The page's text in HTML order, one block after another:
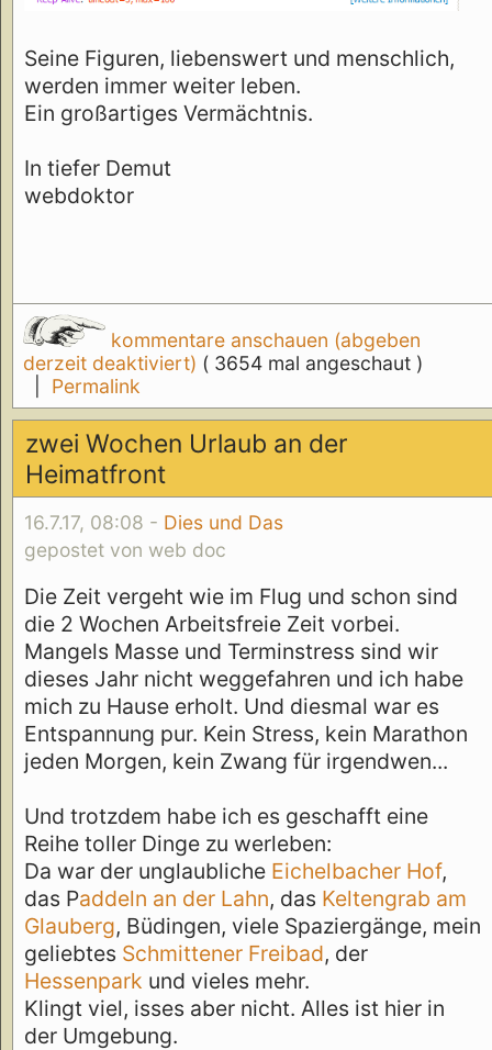
Seine Figuren, liebenswert und menschlich,
werden immer weiter leben.
Ein großartiges Vermächtnis.
In tiefer Demut
webdoktor
kommentare anschauen (abgeben
derzeit deaktiviert) ( 3654 mal angeschaut )
Permalink
zwei Wochen Urlaub an der
Heimatfront
16.7.17, 08:08 - Dies und Das
gepostet von web doc
Die Zeit vergeht wie im Flug und schon sind
die 2 Wochen Arbeitsfreie Zeit vorbei.
Mangels Masse und Terminstress sind wir
dieses Jahr nicht weggefahren und ich habe
mich zu Hause erholt. Und diesmal war es
Entspannung pur. Kein Stress, kein Marathon
jeden Morgen, kein Zwang für irgendwen...
Und trotzdem habe ich es geschafft eine
Reihe toller Dinge zu werleben:
Da war der unglaubliche Eichelbacher Hof,
das Paddeln an der Lahn, das Keltengrab am
Glauberg, Büdingen, viele Spaziergänge, mein
geliebtes Schmittener Freibad, der
Hessenpark und vieles mehr.
Klingt viel, isses aber nicht. Alles ist hier in
der Umgebung.